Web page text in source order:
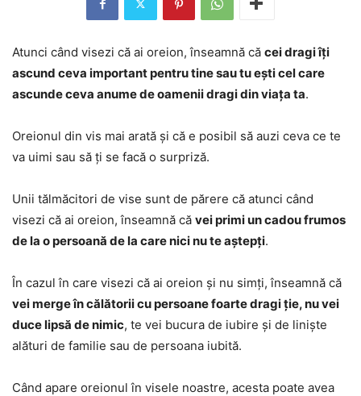
Atunci când visezi că ai oreion, înseamnă că cei dragi îți
ascund ceva important pentru tine sau tu ești cel care
ascunde ceva anume de oamenii dragi din viața ta.
Oreionul din vis mai arată și că e posibil să auzi ceva ce te
va uimi sau să ți se facă o surpriză.
Unii tălmăcitori de vise sunt de părere că atunci când
visezi că ai oreion, înseamnă că vei primi un cadou frumos
de la o persoană de la care nici nu te aștepți.
În cazul în care visezi că ai oreion și nu simți, înseamnă că
vei merge în călătorii cu persoane foarte dragi ție, nu vei
duce lipsă de nimic, te vei bucura de iubire și de liniște
alături de familie sau de persoana iubită.
Când apare oreionul în visele noastre, acesta poate avea